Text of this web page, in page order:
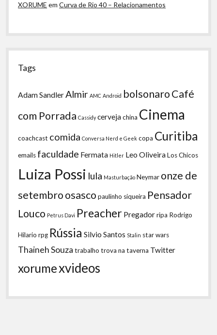
XORUME emCurva de Rio 40 – Relacionamentos
Tags
Adam Sandler Almir AMC Android bolsonaroCafé
com Porrada Cassidy cervejachina Cinema
coachcast comida Conversa Nerd e Geek copa Curitiba
emails faculdade Fermata Hitler Leo OliveiraLos Chicos
Luiza Possi lula Masturbação Neymar onze de
setembroosasco paulinho siqueira Pensador
Louco Petrus Davi Preacher Pregadorripa Rodrigo
Hilario rpg Rússia Silvio Santos Stalin star wars
Thaineh Souza trabalho trova na taverna Twitter
xorumexvideos